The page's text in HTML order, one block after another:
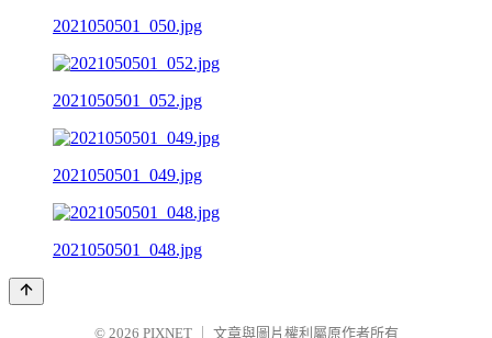
2021050501_050.jpg
2021050501_052.jpg
2021050501_049.jpg
2021050501_048.jpg
© 2026 PIXNET 文章與圖片權利屬原作者所有